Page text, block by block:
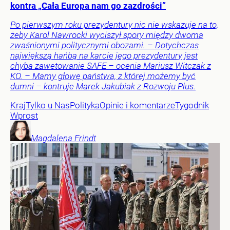
kontra „Cała Europa nam go zazdrości”
Po pierwszym roku prezydentury nic nie wskazuje na to,
żeby Karol Nawrocki wyciszył spory między dwoma
zwaśnionymi politycznymi obozami. – Dotychczas
największą hańbą na karcie jego prezydentury jest
chyba zawetowanie SAFE – ocenia Mariusz Witczak z
KO. – Mamy głowę państwa, z której możemy być
dumni – kontruje Marek Jakubiak z Rozwoju Plus.
KrajTylko u NasPolitykaOpinie i komentarzeTygodnik
Wprost
Magdalena Frindt